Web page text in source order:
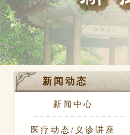
新闻动态
新闻中心
医疗动态/义诊讲座